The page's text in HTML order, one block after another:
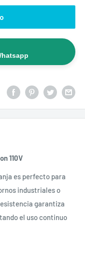
110V
es perfecto para
industriales o
garantiza
el uso continuo